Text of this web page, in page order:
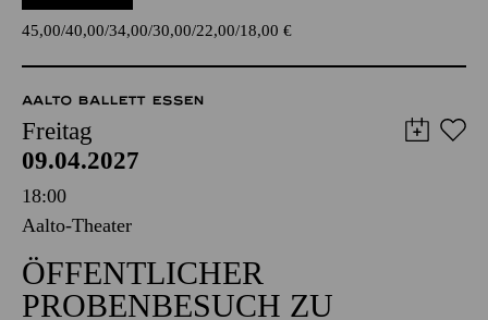
19:00 Konzerteinführung
45,00 40,00 34,00 30,00 22,00
AALTO BALLETT ESSEN
Freitag
09.04.2027
18:00
Aalto-Theater